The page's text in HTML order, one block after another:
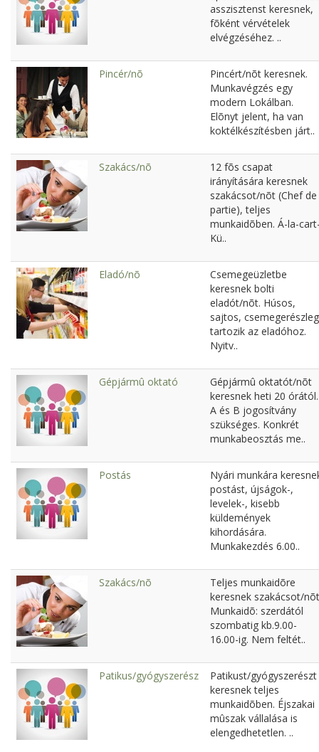
asszisztenst keresnek,
fõként vérvételek
elvégzéséhez. ..
Pincér/nõ
Pincért/nõt keresnek.
Munkavégzés egy
modern Lokálban.
Elõnyt jelent, ha van
koktélkészítésben járt..
Szakács/nõ
12 fõs csapat
irányítására keresnek
szakácsot/nõt (Chef de
partie), teljes
munkaidõben. Á-la-
Kü..
Eladó/nõ
Csemegeüzletbe
keresnek bolti
eladót/nõt. Húsos,
sajtos, csemegerészleg
tartozik az eladóhoz.
Nyitv..
Gépjármû oktató
Gépjármû oktatót/nõt
keresnek heti 20 órától.
A és B jogosítvány
szükséges. Konkrét
munkabeosztás me..
Postás
Nyári munkára
postást, újságok-,
levelek-, kisebb
küldemények
kihordására.
Munkakezdés 6.00..
Szakács/nõ
Teljes munkaidõre
keresnek szakácsot/
Munkaidõ: szerdától
szombatig kb.9.00-
16.00-ig. Nem feltét..
Patikus/gyógyszerész
Patikust/gyógyszerészt
keresnek teljes
munkaidõben. Éjszakai
mûszak vállalása is
elengedhetetlen. ..